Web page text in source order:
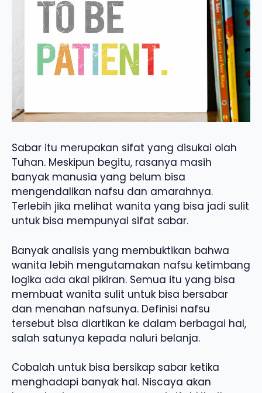
Sabar itu merupakan sifat yang disukai olah
Tuhan. Meskipun begitu, rasanya masih
banyak manusia yang belum bisa
mengendalikan nafsu dan amarahnya.
Terlebih jika melihat wanita yang bisa jadi sulit
untuk bisa mempunyai sifat sabar.
Banyak analisis yang membuktikan bahwa
wanita lebih mengutamakan nafsu ketimbang
logika ada akal pikiran. Semua itu yang bisa
membuat wanita sulit untuk bisa bersabar
dan menahan nafsunya. Definisi nafsu
tersebut bisa diartikan ke dalam berbagai hal,
salah satunya kepada naluri belanja.
Cobalah untuk bisa bersikap sabar ketika
menghadapi banyak hal. Niscaya akan